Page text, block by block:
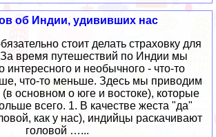
об Индии, удививших нас
стоит делать страховку для
время путешествий по Индии мы
интересного и необычного - что-то
что-то меньше. Здесь мы приводим
основном о юге и востоке), которые
всего. 1. В качестве жеста "да"
как у нас), индийцы раскачивают
головой …...